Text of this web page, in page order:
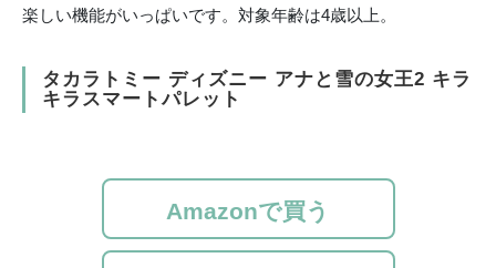
楽しい機能がいっぱいです。対象年齢は4歳以上。
タカラトミー ディズニー アナと雪の女王2 キラ
キラスマートパレット
Amazonで買う